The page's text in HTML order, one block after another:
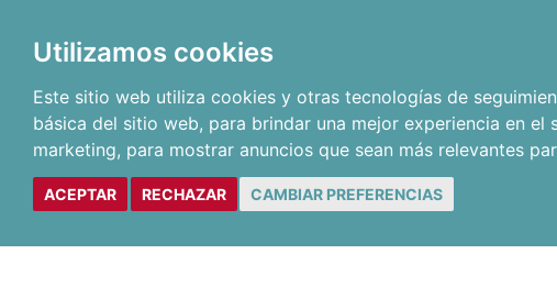
Utilizamos cookies
Este sitio web utiliza cookies y otras tecnologías de
básica del sitio web, para brindar una mejor experiencia en el
marketing, para mostrar anuncios que sean más relevantes
ACEPTAR RECHAZAR CAMBIAR PREFERENCIAS